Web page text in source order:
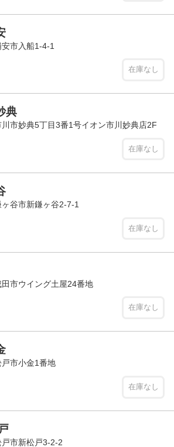
市入船1-4-1
在庫なし
典
市妙典5丁目3番1号イオン市川妙典店2F
在庫なし
谷市新鎌ヶ谷2-7-1
在庫なし
市ウイング土屋24番地
在庫なし
市小金1番地
在庫なし
市新松戸3-2-2